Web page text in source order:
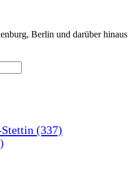
Berlin und darüber hinaus
(337)